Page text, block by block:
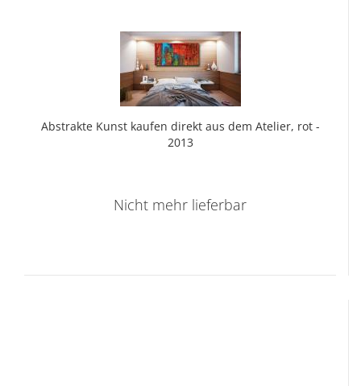
Abs­trak­te Kunst kau­fen di­rekt aus dem Ate­lier, rot -
2013
Nicht mehr lieferbar